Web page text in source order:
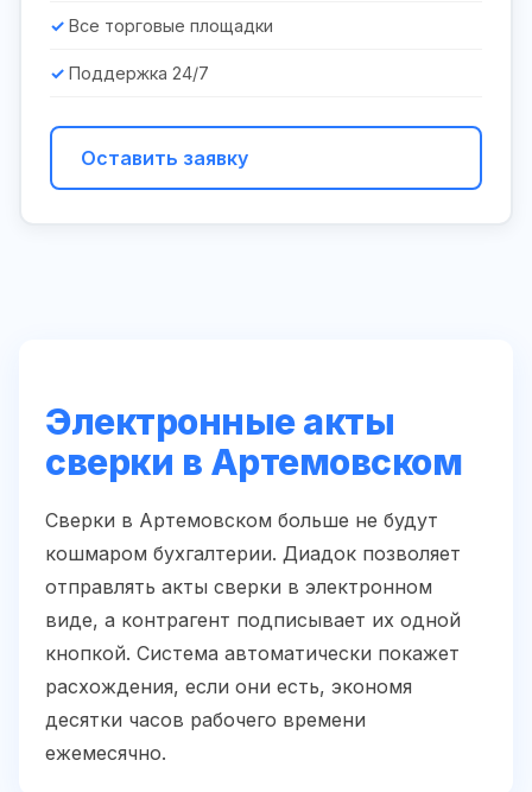
Все торговые площадки
Поддержка 24/7
Оставить заявку
Электронные акты
сверки в Артемовском
Сверки в Артемовском больше не будут
кошмаром бухгалтерии. Диадок позволяет
отправлять акты сверки в электронном
виде, а контрагент подписывает их одной
кнопкой. Система автоматически покажет
расхождения, если они есть, экономя
десятки часов рабочего времени
ежемесячно.